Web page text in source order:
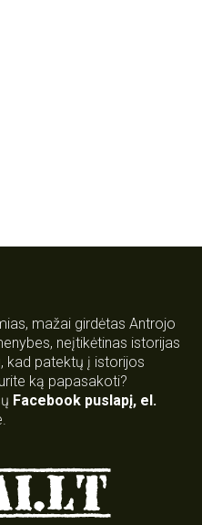
mažai girdėtas Antrojo
neįtikėtinas istorijas
kad patektų į istorijos
ką papasakoti?
Facebook puslapį, el.